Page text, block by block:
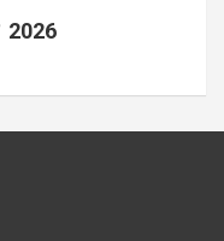
2026